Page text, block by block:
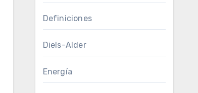
Definiciones
Diels-Alder
Energía